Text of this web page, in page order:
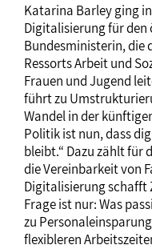
Katarina Barley ging
Digitalisierung für den
Bundesministerin, die
Ressorts Arbeit und
Frauen und Jugend
führt zu
Wandel in der
Politik ist nun, dass
bleibt.“ Dazu zählt für
die Vereinbarkeit von
Digitalisierung schafft
Frage ist nur: Was
zu
flexibleren